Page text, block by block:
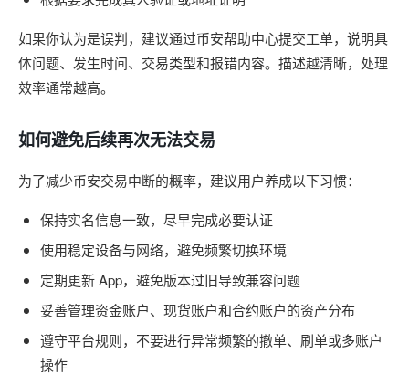
如果你认为是误判，建议通过币安帮助中心提交工单，说明具
体问题、发生时间、交易类型和报错内容。描述越清晰，处理
效率通常越高。
如何避免后续再次无法交易
为了减少币安交易中断的概率，建议用户养成以下习惯：
保持实名信息一致，尽早完成必要认证
使用稳定设备与网络，避免频繁切换环境
定期更新 App，避免版本过旧导致兼容问题
妥善管理资金账户、现货账户和合约账户的资产分布
遵守平台规则，不要进行异常频繁的撤单、刷单或多账户
操作